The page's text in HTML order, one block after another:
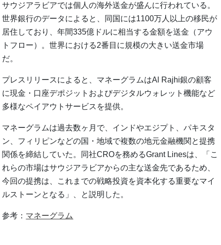
サウジアラビアでは個人の海外送金が盛んに行われている。
世界銀行のデータによると、同国には1100万人以上の移民が
居住しており、年間335億ドルに相当する金額を送金（アウ
トフロー）。世界における2番目に規模の大きい送金市場
だ。
プレスリリースによると、マネーグラムはAl Rajhi銀の顧客
に現金・口座デポジットおよびデジタルウォレット機能など
多様なペイアウトサービスを提供。
マネーグラムは過去数ヶ月で、インドやエジプト、パキスタ
ン、フィリピンなどの国・地域で複数の地元金融機関と提携
関係を締結していた。同社CROを務めるGrant Linesは、「こ
れらの市場はサウジアラビアからの主な送金先であるため、
今回の提携は、これまでの戦略投資を資本化する重要なマイ
ルストーンとなる」、と説明した。
参考： マネーグラム